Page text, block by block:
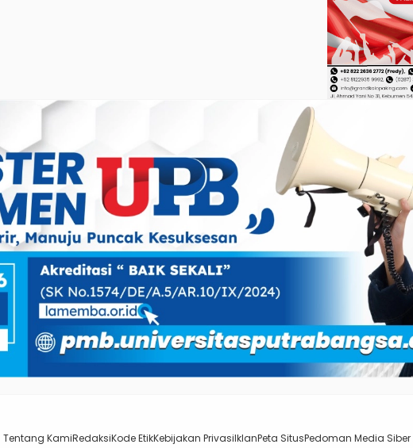
Tentang KamiRedaksiKode EtikKebijakan PrivasiIklanPeta SitusPedoman Media Siber